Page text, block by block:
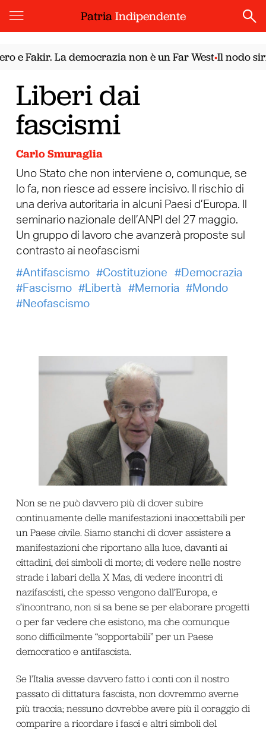
PatriaIndipendente
e Fakir. La democrazia non è un Far West•Il nodo
Liberi dai
fascismi
Carlo Smuraglia
Uno Stato che non interviene o, comunque, se
lo fa, non riesce ad essere incisivo. Il rischio di
una deriva autoritaria in alcuni Paesi d’Europa. Il
seminario nazionale dell’ANPI del 27 maggio.
Un gruppo di lavoro che avanzerà proposte sul
contrasto ai neofascismi
Antifascismo
Costituzione
Democrazia
Fascismo
Libertà Memoria
Mondo
Neofascismo
Non se ne può davvero più di dover subire
continuamente delle manifestazioni inaccettabili per
un Paese civile. Siamo stanchi di dover assistere a
manifestazioni che riportano alla luce, davanti ai
cittadini, dei simboli di morte; di vedere nelle nostre
strade i labari della X Mas, di vedere incontri di
nazifascisti, che spesso vengono dall’Europa, e
s’incontrano, non si sa bene se per elaborare progetti
o per far vedere che esistono, ma che comunque
sono difficilmente “sopportabili” per un Paese
democratico e antifascista.
Se l’Italia avesse davvero fatto i conti con il nostro
passato di dittatura fascista, non dovremmo averne
più traccia; nessuno dovrebbe avere più il coraggio di
comparire a ricordare i fasci e altri simboli del